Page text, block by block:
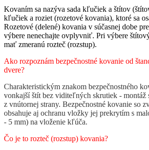
Kovaním sa nazýva sada kľučiek a štítov
kľučiek a roziet (rozetové kovania), ktoré sa
Rozetové (delené) kovania v súčasnej dobe
výbere nenechajte ovplyvniť. Pri výbere
mať zmeranú rozteč (rozstup).
Ako rozpoznám bezpečnostné kovanie od
dvere?
Charakteristickým znakom bezpečnostného
vonkajší štít bez viditeľných skrutiek - montáž
z vnútornej strany. Bezpečnostné kovanie so
obsahuje aj ochranu vložky jej prekrytím s
- 5 mm) na vloženie kľúča.
Čo je to rozteč (rozstup) kovania?